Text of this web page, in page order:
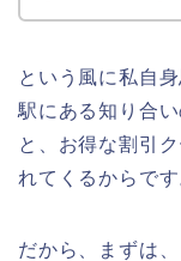
という風に私自
駅にある知り合
と、お得な割引
れてくるからです
だから、まずは